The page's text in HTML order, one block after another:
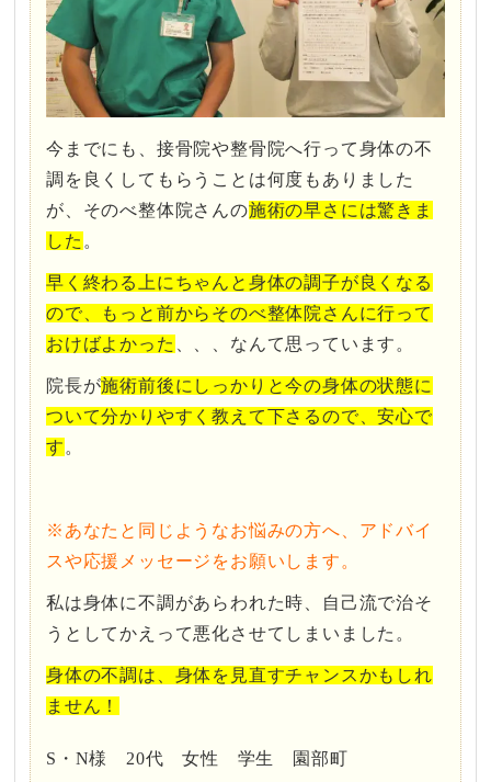
今までにも、接骨院や整骨院へ行って身体の不
調を良くしてもらうことは何度もありました
が、そのべ整体院さんの施術の早さには驚きま
した 。
早く終わる上にちゃんと身体の調子が良くなる
ので、もっと前からそのべ整体院さんに行って
おけばよかった
、、、なんて思っています。
院長が施術前後にしっかりと今の身体の状態に
ついて分かりやすく教えて下さるので、安心で
す 。
※あなたと同じようなお悩みの方へ、アドバイ
スや応援メッセージをお願いします。
私は身体に不調があらわれた時、自己流で治そ
うとしてかえって悪化させてしまいました。
身体の不調は、身体を見直すチャンスかもしれ
ません！
S・N様 20代 女性 学生 園部町